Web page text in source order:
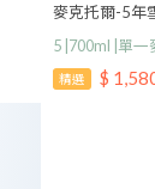
麥克托爾-5年
5 |700ml |單一
精選 $